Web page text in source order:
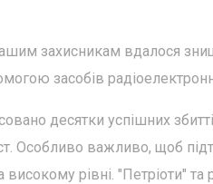
захисникам вдалося
засобів
десятки успішних
Особливо важливо, щоб
рівні. "Петріоти"